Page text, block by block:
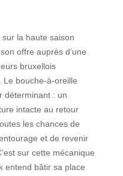
la haute saison
offre auprès d’une
bruxellois
Le bouche-à-oreille
déterminant : un
intacte au retour
les chances de
et de revenir
sur cette mécanique
entend bâtir sa place